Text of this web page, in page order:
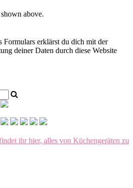
above.
Formulars erklärst du dich mit der
deiner Daten durch diese Website
ihr hier, alles von Küchengeräten zu